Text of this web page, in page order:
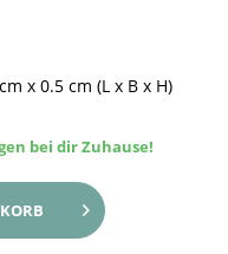
x 0.5 cm (L x B x H)
bei dir Zuhause!